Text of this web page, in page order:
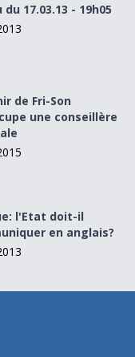
17.03.13 - 19h05
une conseillère
de Fri-Son
une conseillère
en anglais?
l'Etat doit-il
en anglais?